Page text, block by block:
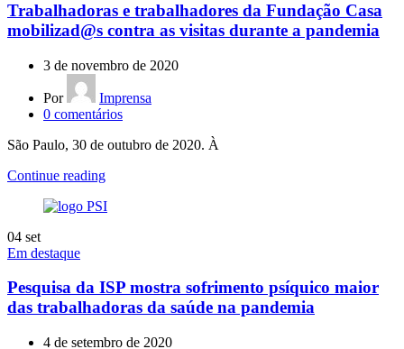
Trabalhadoras e trabalhadores da Fundação Casa
mobilizad@s contra as visitas durante a pandemia
3 de novembro de 2020
Por
Imprensa
0 comentários
São Paulo, 30 de outubro de 2020. À
Continue reading
04 set
Em destaque
Pesquisa da ISP mostra sofrimento psíquico maior
das trabalhadoras da saúde na pandemia
4 de setembro de 2020